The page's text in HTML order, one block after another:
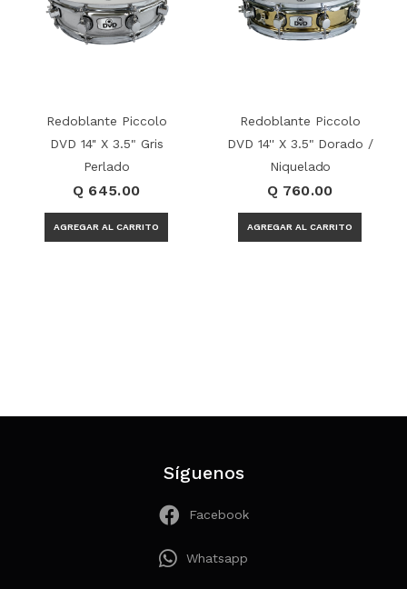
Redoblante Piccolo
DVD 14'' X 3.5" Gris
Perlado
Q 645.00
Redoblante Piccolo
DVD 14'' X 3.5" Dorado /
Niquelado
Q 760.00
Síguenos
Facebook
Whatsapp